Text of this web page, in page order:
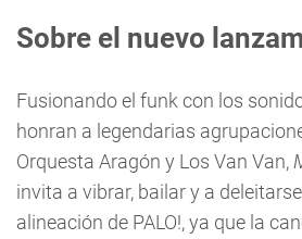
Sobre el nuevo
Fusionando el funk con los
honran a legendarias
Orquesta Aragón y Los Van Van,
invita a vibrar, bailar y a
alineación de PALO!, ya que la